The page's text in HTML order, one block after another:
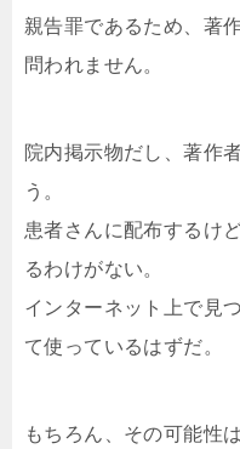
親告罪であるため、著
問われません。
院内掲示物だし、著作
う。
患者さんに配布するけ
るわけがない。
インターネット上で見
て使っているはずだ。
もちろん、その可能性